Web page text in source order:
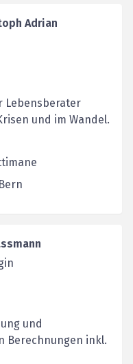
Adrian
Lebensberater
und im Wandel.
Bern
und
Berechnungen inkl.